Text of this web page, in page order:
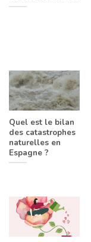
Quel est le bilan
des catastrophes
naturelles en
Espagne ?